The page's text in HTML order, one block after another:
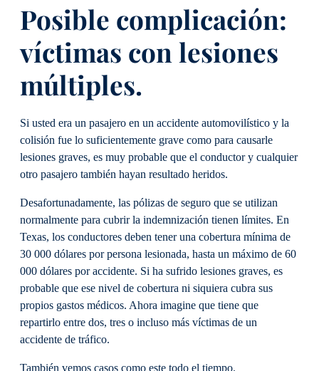
Posible complicación:
víctimas con lesiones
múltiples.
Si usted era un pasajero en un accidente automovilístico y la
colisión fue lo suficientemente grave como para causarle
lesiones graves, es muy probable que el conductor y cualquier
otro pasajero también hayan resultado heridos.
Desafortunadamente, las pólizas de seguro que se utilizan
normalmente para cubrir la indemnización tienen límites. En
Texas, los conductores deben tener una cobertura mínima de
30 000 dólares por persona lesionada, hasta un máximo de 60
000 dólares por accidente. Si ha sufrido lesiones graves, es
probable que ese nivel de cobertura ni siquiera cubra sus
propios gastos médicos. Ahora imagine que tiene que
repartirlo entre dos, tres o incluso más víctimas de un
accidente de tráfico.
También vemos casos como este todo el tiempo.